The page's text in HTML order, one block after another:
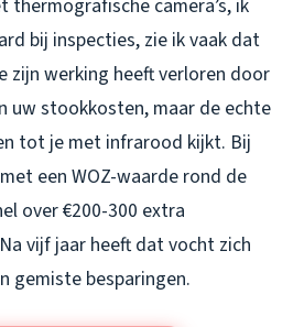
thermografische camera’s, ik
bij inspecties, zie ik vaak dat
zijn werking heeft verloren door
uw stookkosten, maar de echte
tot je met infrarood kijkt. Bij
een WOZ-waarde rond de
over €200-300 extra
vijf jaar heeft dat vocht zich
gemiste besparingen.